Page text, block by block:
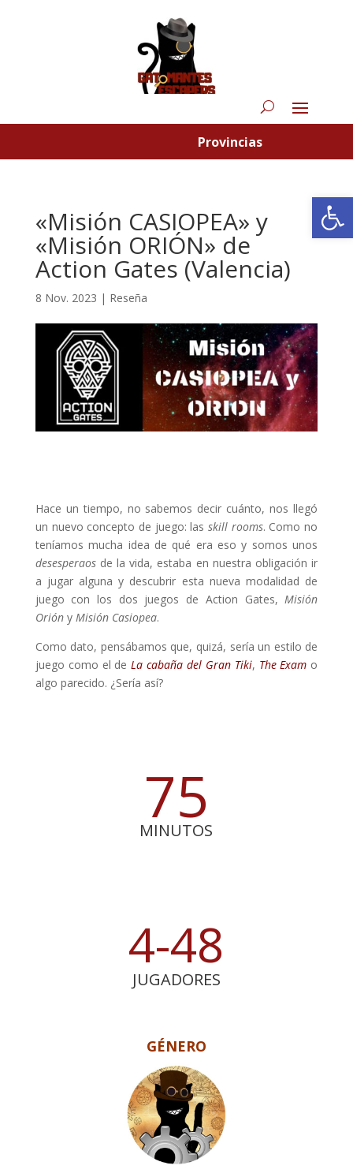
Provincias
«Misión CASIOPEA» y
«Misión ORIÓN» de
Action Gates (Valencia)
8 Nov. 2023 | Reseña
Hace un tiempo, no sabemos decir cuánto, nos llegó
un nuevo concepto de juego: lasskill rooms. Como no
teníamos mucha idea de qué era eso y somos unos
desesperaosde la vida, estaba en nuestra obligación ir
a jugar alguna y descubrir esta nueva modalidad de
juego con los dos juegos de Action Gates, Misión
Orión y Misión Casiopea.
Como dato, pensábamos que, quizá, sería un estilo de
juego como el de La cabaña del Gran Tiki, The Exam o
algo parecido. ¿Sería así?
75
MINUTOS
4-48
JUGADORES
GÉNERO